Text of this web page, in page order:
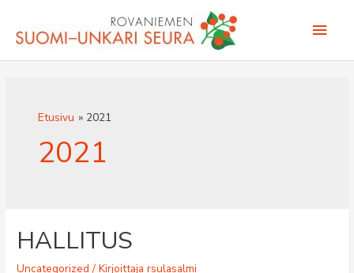
sisältöön
Etusivu 2021
2021
HALLITUS
Uncategorized / Kirjoittajarsulasalmi